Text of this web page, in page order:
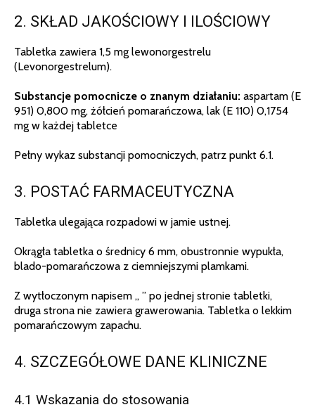
2. SKŁAD JAKOŚCIOWY I ILOŚCIOWY
Tabletka zawiera 1,5 mg lewonorgestrelu
(Levonorgestrelum).
Substancje pomocnicze o znanym działaniu: aspartam (E
951) 0,800 mg, żółcień pomarańczowa, lak (E 110) 0,1754
mg w każdej tabletce
Pełny wykaz substancji pomocniczych, patrz punkt 6.1.
3. POSTAĆ FARMACEUTYCZNA
Tabletka ulegająca rozpadowi w jamie ustnej.
Okrągła tabletka o średnicy 6 mm, obustronnie wypukła,
blado-pomarańczowa z ciemniejszymi plamkami.
Z wytłoczonym napisem „ ” po jednej stronie tabletki,
druga strona nie zawiera grawerowania. Tabletka o lekkim
pomarańczowym zapachu.
4. SZCZEGÓŁOWE DANE KLINICZNE
4.1 Wskazania do stosowania